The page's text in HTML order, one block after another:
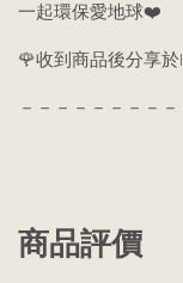
一起環保愛地球❤️
🌹收到商品後分享於
－－－－－－－－
商品評價